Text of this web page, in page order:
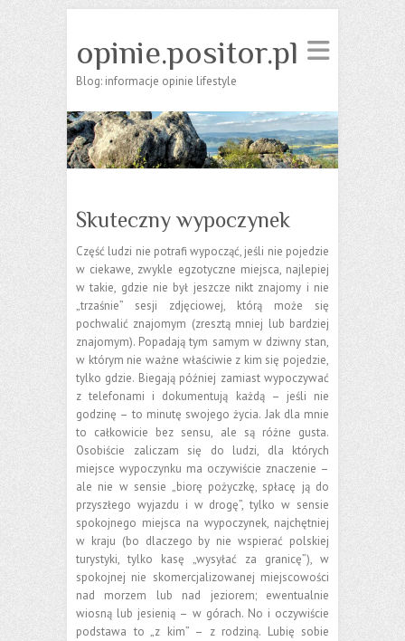
opinie.positor.pl
Blog: informacje opinie lifestyle
Skuteczny wypoczynek
Część ludzi nie potrafi wypocząć, jeśli nie pojedzie
w ciekawe, zwykle egzotyczne miejsca, najlepiej
w takie, gdzie nie był jeszcze nikt znajomy i nie
„trzaśnie” sesji zdjęciowej, którą może się
pochwalić znajomym (zresztą mniej lub bardziej
znajomym). Popadają tym samym w dziwny stan,
w którym nie ważne właściwie z kim się pojedzie,
tylko gdzie. Biegają później zamiast wypoczywać
z telefonami i dokumentują każdą – jeśli nie
godzinę – to minutę swojego życia. Jak dla mnie
to całkowicie bez sensu, ale są różne gusta.
Osobiście zaliczam się do ludzi, dla których
miejsce wypoczynku ma oczywiście znaczenie –
ale nie w sensie „biorę pożyczkę, spłacę ją do
przyszłego wyjazdu i w drogę”, tylko w sensie
spokojnego miejsca na wypoczynek, najchętniej
w kraju (bo dlaczego by nie wspierać polskiej
turystyki, tylko kasę „wysyłać za granicę”), w
spokojnej nie skomercjalizowanej miejscowości
nad morzem lub nad jeziorem; ewentualnie
wiosną lub jesienią – w górach. No i oczywiście
podstawa to „z kim” – z rodziną. Lubię sobie